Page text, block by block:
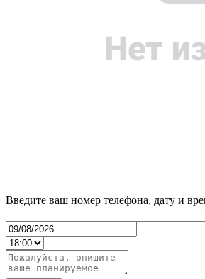
Введите ваш номер телефона, дату и